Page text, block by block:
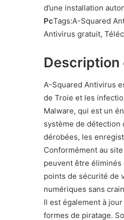
d’une installation
PcTags:A-Squared
Antivirus gratuit,
Description
A-Squared Antivirus
de Troie et les
Malware, qui est un
système de détection
dérobées, les
Conformément au
peuvent être
points de sécurité de
numériques sans
Il est également à
formes de piratage.